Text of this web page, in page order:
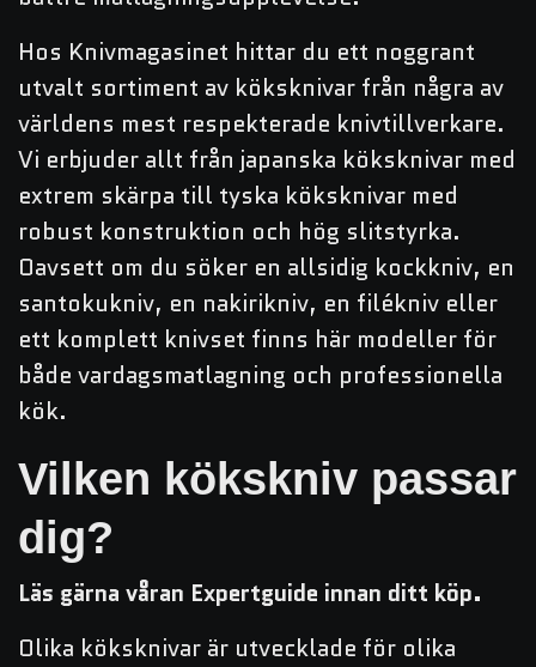
Hos Knivmagasinet hittar du ett noggrant
utvalt sortiment av köksknivar från några av
världens mest respekterade knivtillverkare.
Vi erbjuder allt från japanska köksknivar med
extrem skärpa till tyska köksknivar med
robust konstruktion och hög slitstyrka.
Oavsett om du söker en allsidig kockkniv, en
santokukniv, en nakirikniv, en filékniv eller
ett komplett knivset finns här modeller för
både vardagsmatlagning och professionella
kök.
Vilken kökskniv passar
dig?
Läs gärna våran Expertguide innan ditt köp.
Olika köksknivar är utvecklade för olika